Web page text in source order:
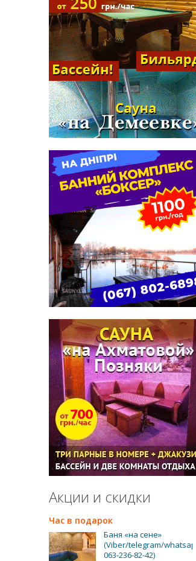
Акции и скидки
Час в подарок
Баня «на сене»
(Viber/telegram/whatsapp
063-236-82-42)